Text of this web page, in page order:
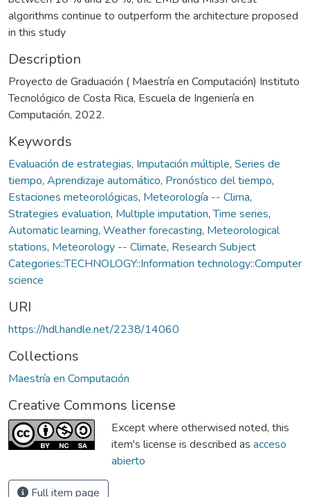
algorithms continue to outperform the architecture proposed
in this study
Description
Proyecto de Graduación ( Maestría en Computación) Instituto
Tecnológico de Costa Rica, Escuela de Ingeniería en
Computación, 2022.
Keywords
Evaluación de estrategias, Imputación múltiple, Series de
tiempo, Aprendizaje automático, Pronóstico del tiempo,
Estaciones meteorológicas, Meteorología -- Clima,
Strategies evaluation, Multiple imputation,Time series,
Automatic learning, Weather forecasting, Meteorological
stations, Meteorology -- Climate, Research Subject
Categories::TECHNOLOGY::Information technology::Computer
science
URI
https://hdl.handle.net/2238/14060
Collections
Maestría en Computación
Creative Commons license
Except where otherwised noted, this
item's license is described as acceso
abierto
Full item page